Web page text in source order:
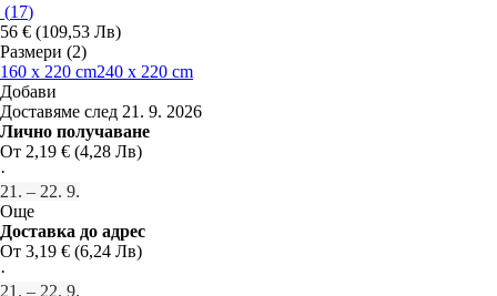
(17)
56 € (109,53 Лв)
Размери (2)
160 x 220 cm240 x 220 cm
Добави
Доставяме след 21. 9. 2026
Лично получаване
От 2,19 € (4,28 Лв)
·
21. – 22. 9.
Още
Доставка до адрес
От 3,19 € (6,24 Лв)
·
21. – 22. 9.